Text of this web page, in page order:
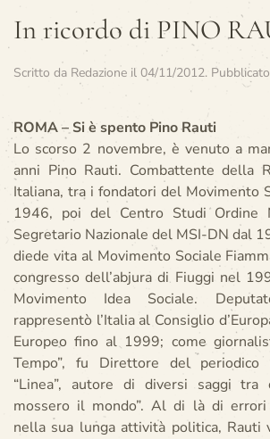
In ricordo di PINO
Scritto da Redazione il 04/11/2012.
ROMA – Si è spento Pino Rauti
Lo scorso 2 novembre, è venuto a
anni Pino Rauti. Combattente della
Italiana, tra i fondatori del Movimento
1946, poi del Centro Studi Ordine
Segretario Nazionale del MSI-DN dal
diede vita al Movimento Sociale
congresso dell’abjura di Fiuggi nel
Movimento Idea Sociale.
rappresentò l’Italia al Consiglio
Europeo fino al 1999; come
Tempo”, fu Direttore del
“Linea”, autore di diversi saggi tra
mossero il mondo”. Al di là di errori
nella sua lunga attività politica, Rauti